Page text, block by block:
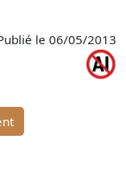
le 06/05/2013